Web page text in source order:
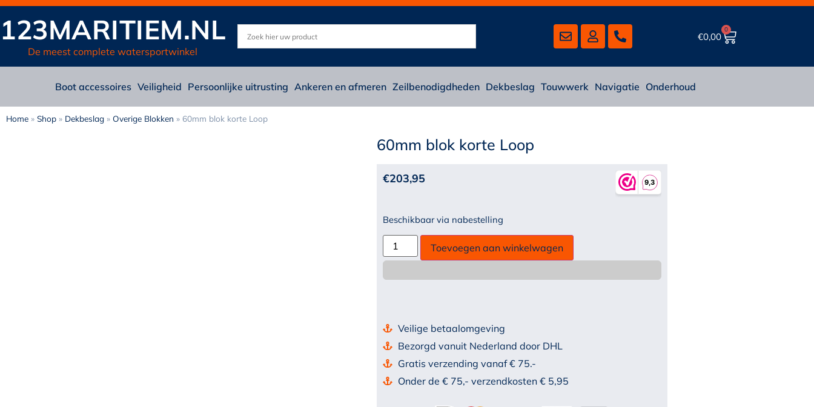
123MARITIEM.NL
De meest complete watersportwinkel
€0,00
0
Boot accessoires Veiligheid Persoonlijke uitrusting Ankeren en afmeren Zeilbenodigdheden Dekbeslag Touwwerk Navigatie Onderhoud
Home » Shop » Dekbeslag » Overige Blokken » 60mm blok korte Loop
60mm blok korte Loop
€203,95
Beschikbaar via nabestelling
Toevoegen aan winkelwagen
Veilige betaalomgeving
Bezorgd vanuit Nederland door DHL
Gratis verzending vanaf € 75.-
Onder de € 75,- verzendkosten € 5,95